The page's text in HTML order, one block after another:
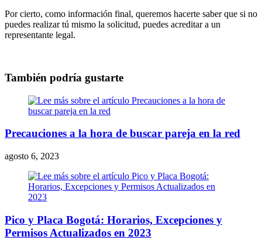
Por cierto, como información final, queremos hacerte saber que si no
puedes realizar tú mismo la solicitud, puedes acreditar a un
representante legal.
También podría gustarte
Precauciones a la hora de buscar pareja en la red
agosto 6, 2023
Pico y Placa Bogotá: Horarios, Excepciones y
Permisos Actualizados en 2023